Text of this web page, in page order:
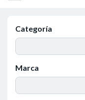
Categoría
Marca